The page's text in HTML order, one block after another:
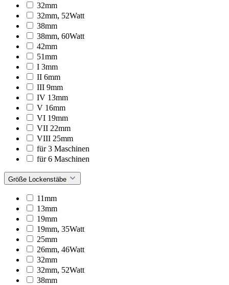
32mm
32mm, 52Watt
38mm
38mm, 60Watt
42mm
51mm
I 3mm
II 6mm
III 9mm
IV 13mm
V 16mm
VI 19mm
VII 22mm
VIII 25mm
für 3 Maschinen
für 6 Maschinen
Größe Lockenstäbe
11mm
13mm
19mm
19mm, 35Watt
25mm
26mm, 46Watt
32mm
32mm, 52Watt
38mm